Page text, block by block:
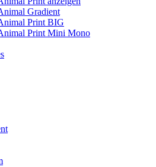
Gradient
Print BIG
Print Mini Mono